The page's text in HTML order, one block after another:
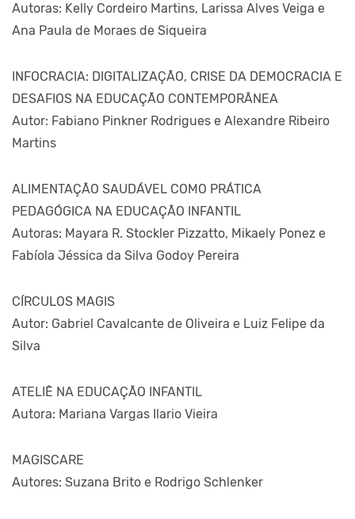
Autoras: Kelly Cordeiro Martins, Larissa Alves Veiga e
Ana Paula de Moraes de Siqueira
INFOCRACIA: DIGITALIZAÇÃO, CRISE DA DEMOCRACIA E
DESAFIOS NA EDUCAÇÃO CONTEMPORÂNEA
Autor: Fabiano Pinkner Rodrigues e Alexandre Ribeiro
Martins
ALIMENTAÇÃO SAUDÁVEL COMO PRÁTICA
PEDAGÓGICA NA EDUCAÇÃO INFANTIL
Autoras: Mayara R. Stockler Pizzatto, Mikaely Ponez e
Fabíola Jéssica da Silva Godoy Pereira
CÍRCULOS MAGIS
Autor: Gabriel Cavalcante de Oliveira e Luiz Felipe da
Silva
ATELIÊ NA EDUCAÇÃO INFANTIL
Autora: Mariana Vargas Ilario Vieira
MAGISCARE
Autores: Suzana Brito e Rodrigo Schlenker